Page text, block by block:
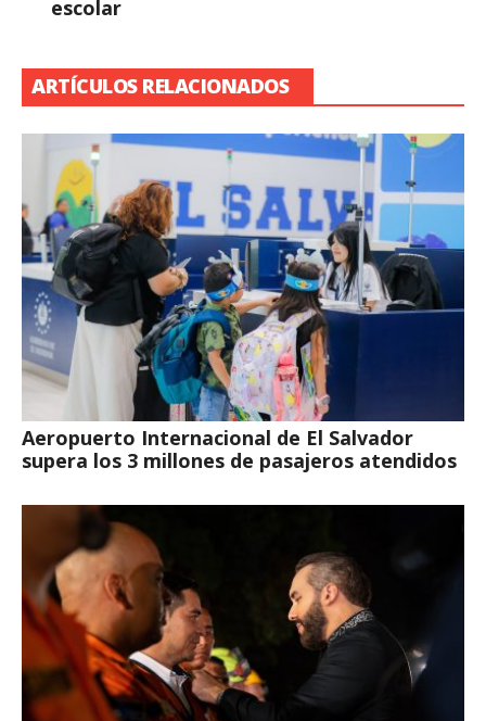
escolar
ARTÍCULOS RELACIONADOS
Aeropuerto Internacional de El Salvador
supera los 3 millones de pasajeros atendidos